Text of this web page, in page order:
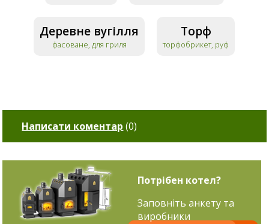
Деревне вугілля
фасоване, для гриля
Торф
торфобрикет, руф
Написати коментар (0)
Потрібен котел?
Заповніть анкету та
виробники